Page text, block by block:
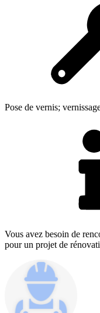
Pose de vernis;
Vous avez besoin de
pour un projet de